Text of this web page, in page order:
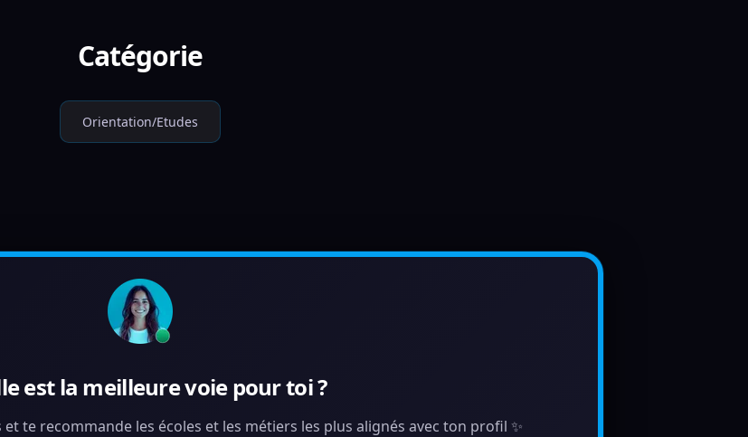
Catégorie
Orientation/Etudes
est la meilleure voie pour toi ?
te recommande les écoles et les métiers les plus alignés avec ton profil ✨